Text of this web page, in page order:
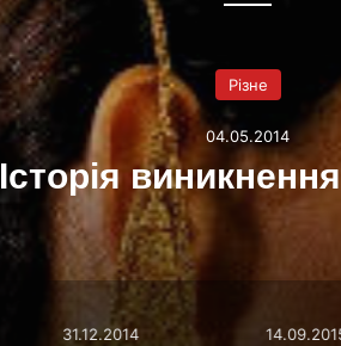
Різне
04.05.2014
Історія
31.12.2014